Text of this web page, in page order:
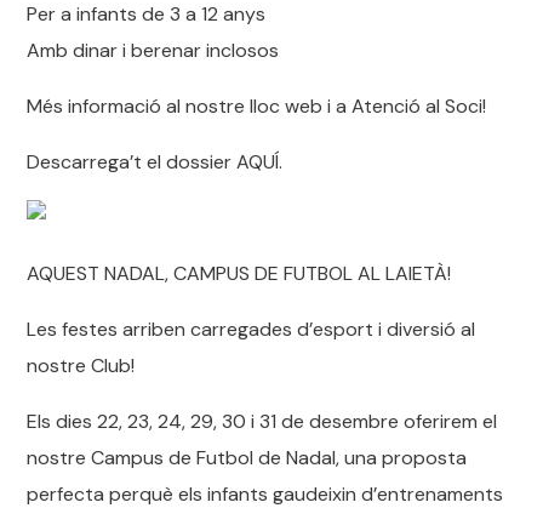
Per a infants de 3 a 12 anys
Amb dinar i berenar inclosos
Més informació al nostre lloc web i a Atenció al Soci!
Descarrega’t el dossier AQUÍ.
AQUEST NADAL, CAMPUS DE FUTBOL AL LAIETÀ!
Les festes arriben carregades d’esport i diversió al
nostre Club!
Els dies 22, 23, 24, 29, 30 i 31 de desembre oferirem el
nostre Campus de Futbol de Nadal, una proposta
perfecta perquè els infants gaudeixin d’entrenaments